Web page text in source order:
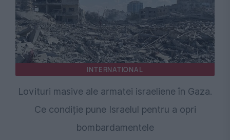
INTERNATIONAL
Lovituri masive ale armatei israeliene în Gaza.
Ce condiție pune Israelul pentru a opri
bombardamentele